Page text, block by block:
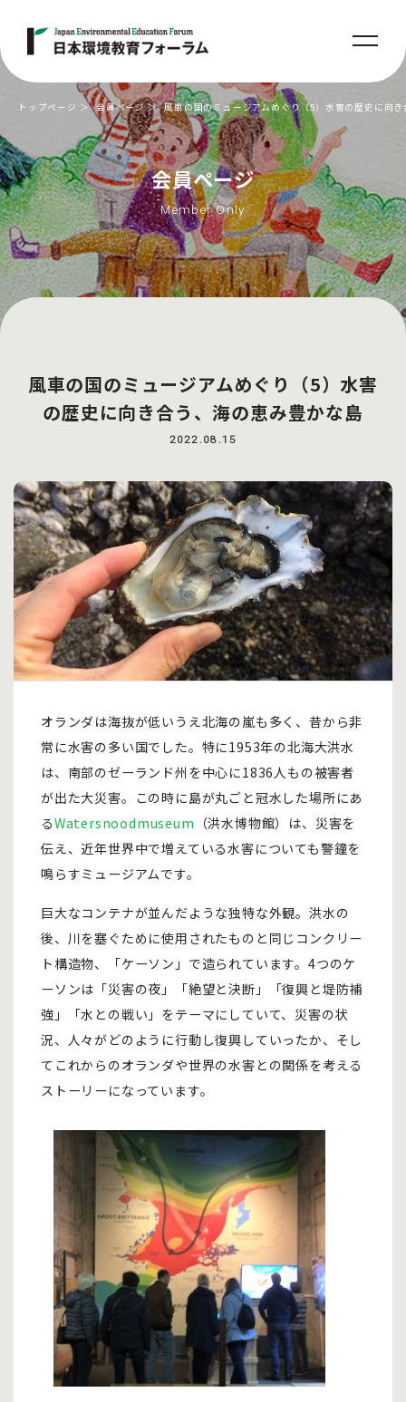
会員ページ
Member Only
トップページ 会員ページ 風車の国のミュージアムめぐり（5）水害の歴史に向
風車の国のミュージアムめぐり（5）水害
の歴史に向き合う、海の恵み豊かな島
2022.08.15
オランダは海抜が低いうえ北海の嵐も多く、昔から非
常に水害の多い国でした。特に1953年の北海大洪水
は、南部のゼーランド州を中心に1836人もの被害者
が出た大災害。この時に島が丸ごと冠水した場所にあ
るWatersnoodmuseum （洪水博物館）は、災害を
伝え、近年世界中で増えている水害についても警鐘を
鳴らすミュージアムです。
巨大なコンテナが並んだような独特な外観。洪水の
後、川を塞ぐために使用されたものと同じコンクリー
ト構造物、「ケーソン」で造られています。4つのケ
ーソンは「災害の夜」「絶望と決断」「復興と堤防補
強」「水との戦い」をテーマにしていて、災害の状
況、人々がどのように行動し復興していったか、そし
てこれからのオランダや世界の水害との関係を考える
ストーリーになっています。